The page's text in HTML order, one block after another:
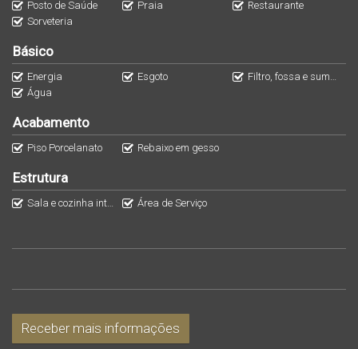
deseja investir com segurança.
Posto de Saúde
Praia
Restaurante
Sorveteria
Básico
Energia Esgoto
Filtro, fossa e sumidouro
Água
Acabamento
Piso Porcelanato Rebaixo em gesso
Estrutura
Sala e cozinha integradas Área de Serviço
Receber mais informações